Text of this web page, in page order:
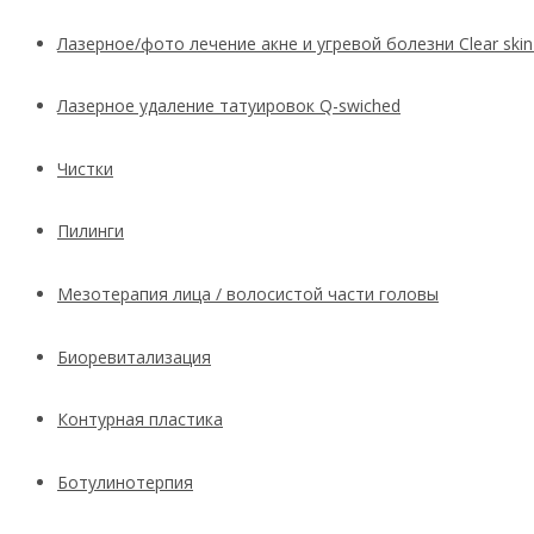
Лазерное/фото лечение акне и угревой болезни Clear
Лазерное удаление татуировок Q-swiched
Чистки
Пилинги
Мезотерапия лица / волосистой части головы
Биоревитализация
Контурная пластика
Ботулинотерпия